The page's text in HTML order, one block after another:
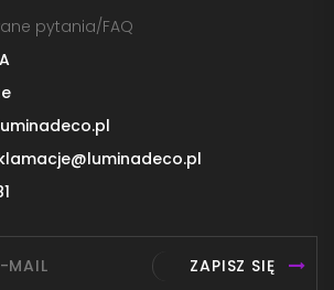
pytania/FAQ
ZAPISZ SIĘ